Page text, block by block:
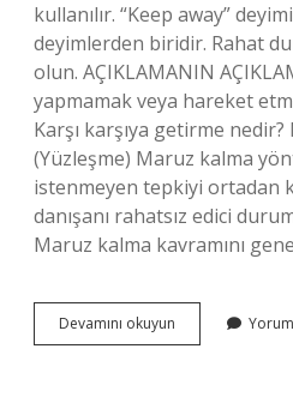
kullanılır. “Keep away”
deyimlerden biridir. Rahat
olun. AÇIKLAMANIN
yapmamak veya hareket
Karşı karşıya getirme
(Yüzleşme) Maruz kalma
istenmeyen tepkiyi ortadan
danışanı rahatsız edici
Maruz kalma kavramını
Devamını okuyun
Durmak